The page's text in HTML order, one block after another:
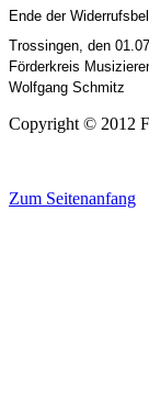
Ende der
Trossingen, den
Förderkreis
Wolfgang Schmitz
Copyright © 2012
Zum Seitenanfang